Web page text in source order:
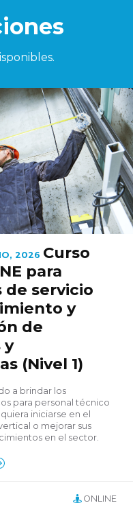
2026 Curso
para
de servicio
y
de
y
(Nivel 1)
a brindar los
para personal técnico
iniciarse en el
o mejorar sus
en el sector.
ONLINE